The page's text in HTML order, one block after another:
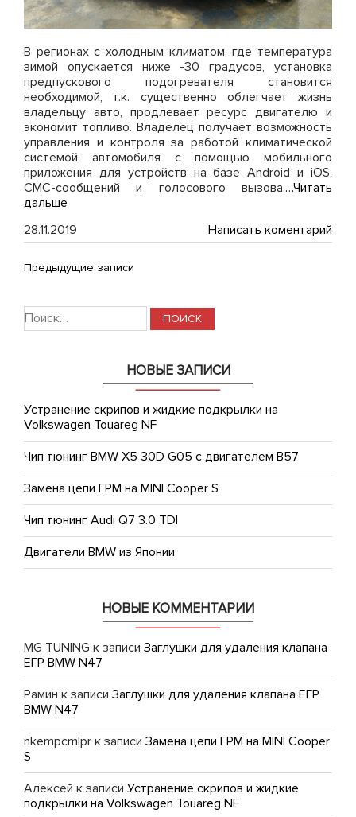
В регионах с холодным климатом, где температура
зимой опускается ниже -30 градусов, установка
предпускового подогревателя становится
необходимой, т.к. существенно облегчает жизнь
владельцу авто, продлевает ресурс двигателю и
экономит топливо. Владелец получает возможность
управления и контроля за работой климатической
системой автомобиля с помощью мобильного
приложения для устройств на базе Android и iOS,
СМС-сообщений и голосового вызова.…Читать
дальше
28.11.2019
Написать коментарий
НАВИГАЦИЯ
ПО
ЗАПИСЯМ
Предыдущие записи
Найти:
НОВЫЕ ЗАПИСИ
Устранение скрипов и жидкие подкрылки на
Volkswagen Touareg NF
Чип тюнинг BMW X5 30D G05 с двигателем B57
Замена цепи ГРМ на MINI Cooper S
Чип тюнинг Audi Q7 3.0 TDI
Двигатели BMW из Японии
НОВЫЕ КОММЕНТАРИИ
MG TUNING к записи Заглушки для удаления клапана
ЕГР BMW N47
Рамин к записи Заглушки для удаления клапана ЕГР
BMW N47
nkempcmlpr к записи Замена цепи ГРМ на MINI Cooper
S
Алексей к записи Устранение скрипов и жидкие
подкрылки на Volkswagen Touareg NF